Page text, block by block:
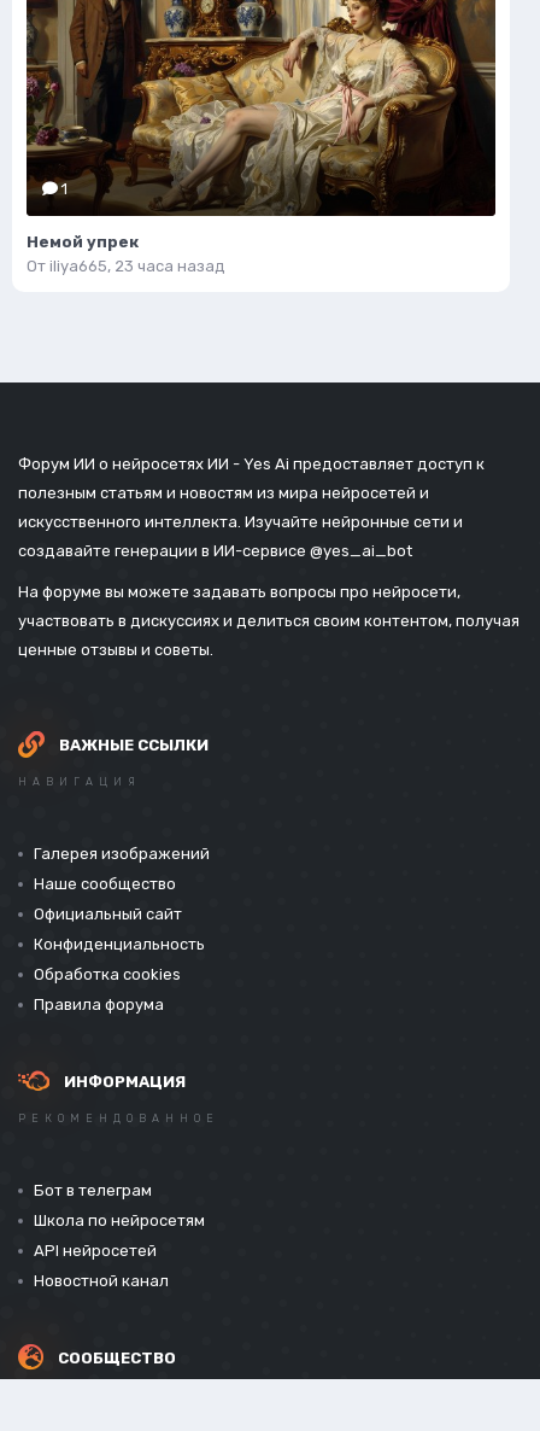
1
Немой упрек
От iliya665, 23 часа назад
Форум ИИ о нейросетях ИИ - Yes Ai предоставляет доступ к
полезным статьям и новостям из мира нейросетей и
искусственного интеллекта. Изучайте нейронные сети и
создавайте генерации в ИИ-сервисе @yes_ai_bot
На форуме вы можете задавать вопросы про нейросети,
участвовать в дискуссиях и делиться своим контентом, получая
ценные отзывы и советы.
ВАЖНЫЕ ССЫЛКИ
НАВИГАЦИЯ
Галерея изображений
Наше сообщество
Официальный сайт
Конфиденциальность
Обработка cookies
Правила форума
ИНФОРМАЦИЯ
РЕКОМЕНДОВАННОЕ
Бот в телеграм
Школа по нейросетям
API нейросетей
Новостной канал
СООБЩЕСТВО